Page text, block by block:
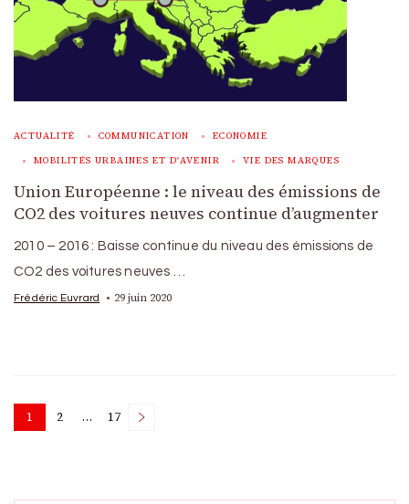
ACTUALITÉ COMMUNICATION ECONOMIE
MOBILITÉS URBAINES ET D'AVENIR VIE DES MARQUES
Union Européenne : le niveau des émissions de
CO2 des voitures neuves continue d’augmenter
2010 – 2016 : Baisse continue du niveau des émissions de
CO2 des voitures neuves …
Frédéric Euvrard 29 juin 2020
Posts
Page
1 Page
2 … Page
17